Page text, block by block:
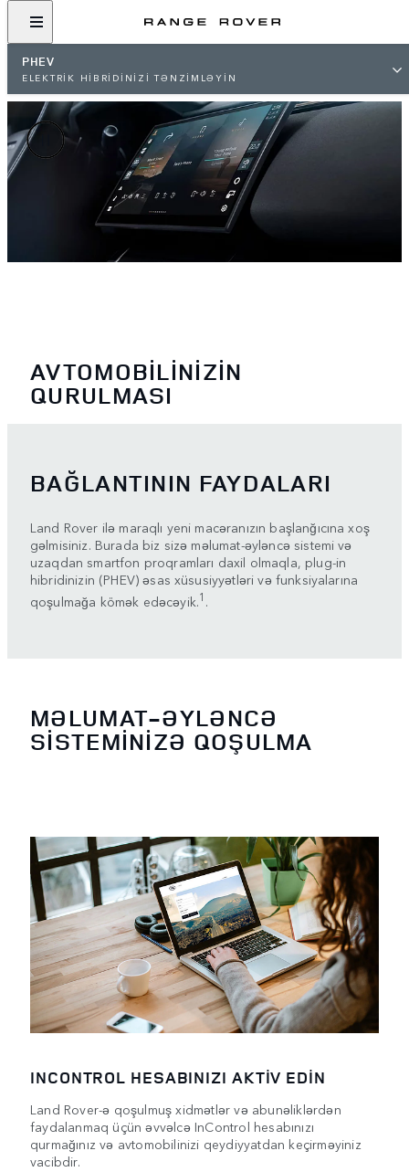
PHEV
ELEKTRİK HİBRİDİNİZİ TƏNZİMLƏYİN
AVTOMOBİLİNİZİN
QURULMASI
BAĞLANTININ FAYDALARI
Land Rover ilə maraqlı yeni macəranızın başlanğıcına xoş
gəlmisiniz. Burada biz sizə məlumat-əyləncə sistemi və
uzaqdan smartfon proqramları daxil olmaqla, plug-in
hibridinizin (PHEV) əsas xüsusiyyətləri və funksiyalarına
qoşulmağa kömək edəcəyik.1 .
MƏLUMAT-ƏYLƏNCƏ
SİSTEMİNİZƏ QOŞULMA
INCONTROL HESABINIZI AKTİV EDİN
Land Rover-ə qoşulmuş xidmətlər və abunəliklərdən
faydalanmaq üçün əvvəlcə InControl hesabınızı
qurmağınız və avtomobilinizi qeydiyyatdan keçirməyiniz
vacibdir.